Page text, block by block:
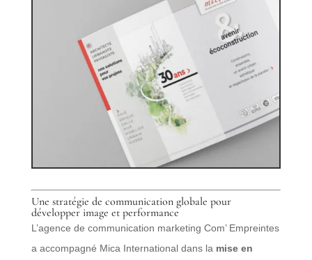
Une stratégie de communication globale pour
développer image et performance
L’agence de communication marketing Com’ Empreintes
a accompagné Mica International dans la mise en